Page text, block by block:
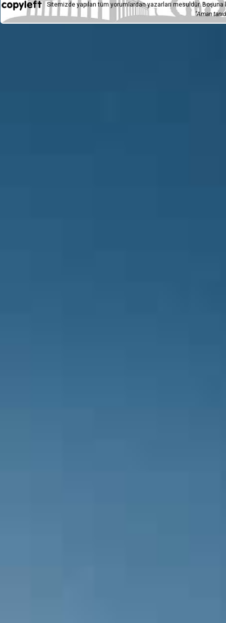
Sitemizde yapılan tüm yorumlardan yazarları mesuldür.
"Aman